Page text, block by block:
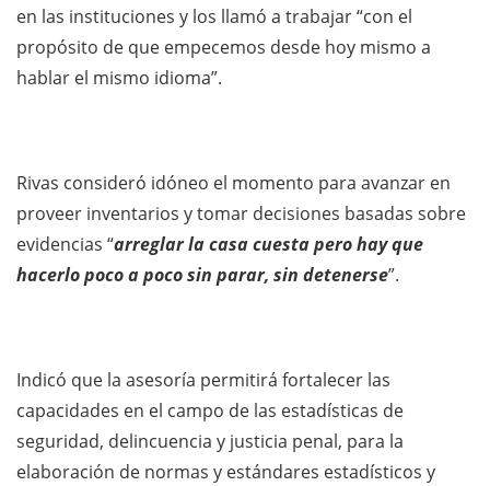
en las instituciones y los llamó a trabajar “con el
propósito de que empecemos desde hoy mismo a
hablar el mismo idioma”.
Rivas consideró idóneo el momento para avanzar en
proveer inventarios y tomar decisiones basadas sobre
evidencias “arreglar la casa cuesta pero hay que
hacerlo poco a poco sin parar, sin detenerse”.
Indicó que la asesoría permitirá fortalecer las
capacidades en el campo de las estadísticas de
seguridad, delincuencia y justicia penal, para la
elaboración de normas y estándares estadísticos y